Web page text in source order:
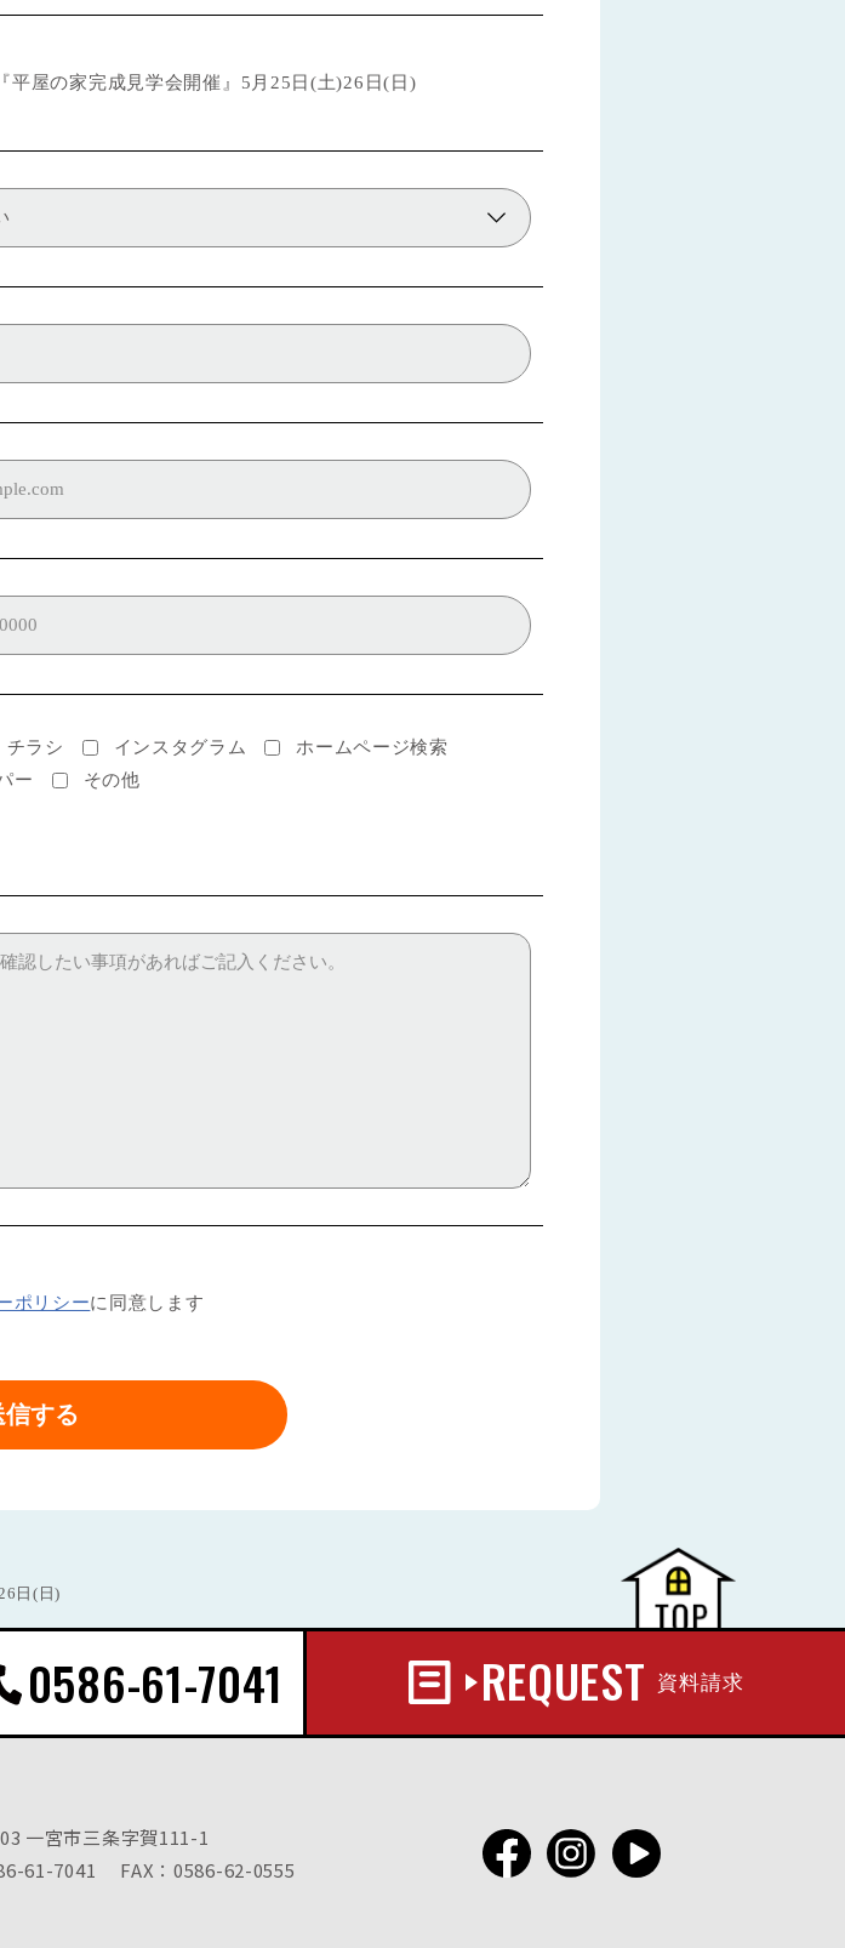
平屋の家完成見学会開催』5月25日(土)26日(日)
チラシ インスタグラム
ホームページ検索
ー
その他
ポリシーに同意します
日(日)
0586-61-7041 REQUEST 資料請求
一宮市三条字賀111-1
61-7041
FAX：0586-62-0555